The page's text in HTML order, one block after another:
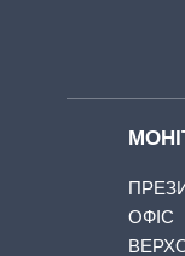
ОФІС